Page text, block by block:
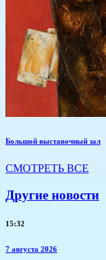
Большой выставочный зал
СМОТРЕТЬ ВСЕ
Другие новости
15:32
7 августа 2026